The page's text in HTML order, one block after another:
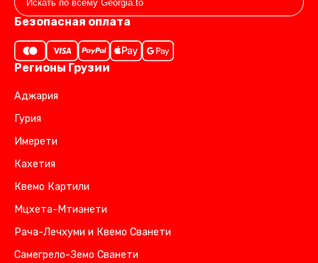
Безопасная оплата
Регионы Грузии
Аджария
Гурия
Имерети
Кахетия
Квемо Картили
Мцхета-Мтианети
Рача-Лечхуми и Квемо Сванети
Самегрело-Земо Сванети